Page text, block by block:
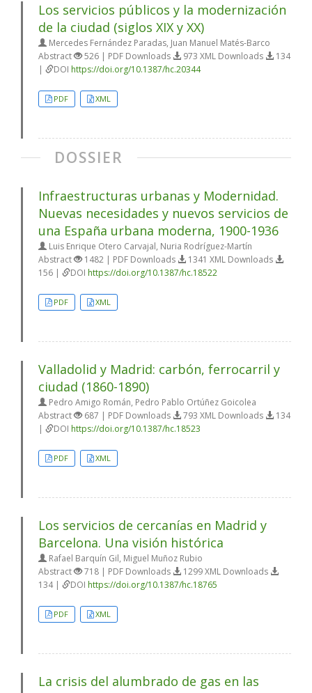
Los servicios públicos y la modernización
de la ciudad (siglos XIX y XX)
Mercedes Fernández Paradas, Juan Manuel Matés-Barco
Abstract
526 | PDF Downloads 973 XML Downloads
134
|
DOI https://doi.org/10.1387/hc.20344
PDF XML
DOSSIER
Infraestructuras urbanas y Modernidad.
Nuevas necesidades y nuevos servicios de
una España urbana moderna, 1900-1936
Luis Enrique Otero Carvajal, Nuria Rodríguez-Martín
Abstract
1482 | PDF Downloads
1341 XML Downloads
156 |
DOI https://doi.org/10.1387/hc.18522
PDF XML
Valladolid y Madrid: carbón, ferrocarril y
ciudad (1860-1890)
Pedro Amigo Román, Pedro Pablo Ortúñez Goicolea
Abstract
687 | PDF Downloads 793 XML Downloads
134
|
DOI https://doi.org/10.1387/hc.18523
PDF XML
Los servicios de cercanías en Madrid y
Barcelona. Una visión histórica
Rafael Barquín Gil, Miguel Muñoz Rubio
Abstract
718 | PDF Downloads
1299 XML Downloads
134 |
DOI https://doi.org/10.1387/hc.18765
PDF XML
La crisis del alumbrado de gas en las